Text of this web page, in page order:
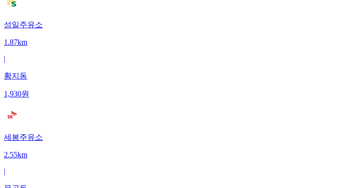
성일주유소
1.87km
|
황지동
1,930원
세봉주유소
2.55km
|